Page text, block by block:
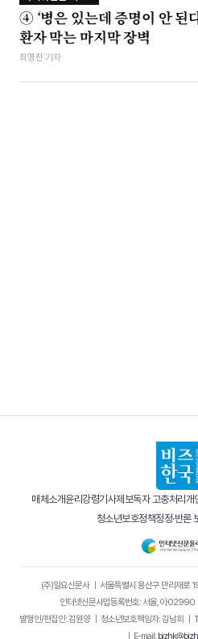
④ ‘병은 있는데 증명이 안 된
환자 막는 마지막 장벽
최영찬 기자
매체소개윤리강령기사제보독자 고충처리 개
청소년보호정책정정·반론
(주)일요신문사｜ 서울특별시 용산구 만리재로
인터넷신문사업등록번호: 서울, 아02990
발행인/편집인: 김원양｜ 청소년보호책임자: 김남희
E-mail: